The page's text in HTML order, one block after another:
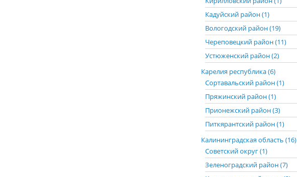
Кадуйский район (1)
Вологодский район (19)
Череповецкий район (11)
Устюженский район (2)
Карелия республика (6)
Сортавальский район (1)
Пряжинский район (1)
Прионежский район (3)
Питкярантский район (1)
Калининградская область (16)
Советский округ (1)
Зеленоградский район (7)